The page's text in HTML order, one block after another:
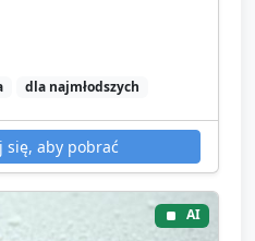
dla najmłodszych
się, aby pobrać
AI